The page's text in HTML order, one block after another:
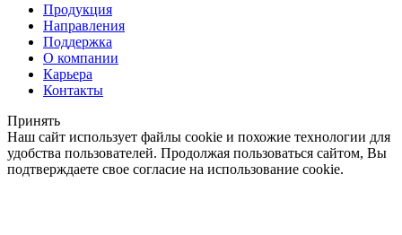
Продукция
Направления
Поддержка
О компании
Карьера
Контакты
Принять
Наш сайт использует файлы cookie и похожие технологии для
удобства пользователей. Продолжая пользоваться сайтом, Вы
подтверждаете свое согласие на использование cookie.